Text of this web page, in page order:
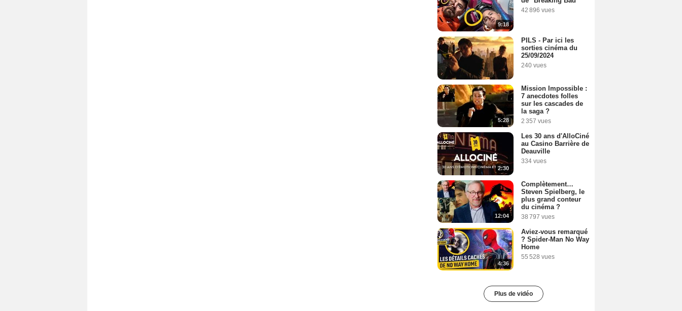
9:18
42 896 vues
PILS - Par ici les
sorties cinéma du
25/09/2024
240 vues
5:28
Mission Impossible :
7 anecdotes folles
sur les cascades de
la saga ?
2 357 vues
2:30
Les 30 ans d'AlloCiné
au Casino Barrière de
Deauville
334 vues
12:04
Complètement…
Steven Spielberg, le
plus grand conteur
du cinéma ?
38 797 vues
4:36
Aviez-vous remarqué
? Spider-Man No Way
Home
55 528 vues
Plus de vidéo